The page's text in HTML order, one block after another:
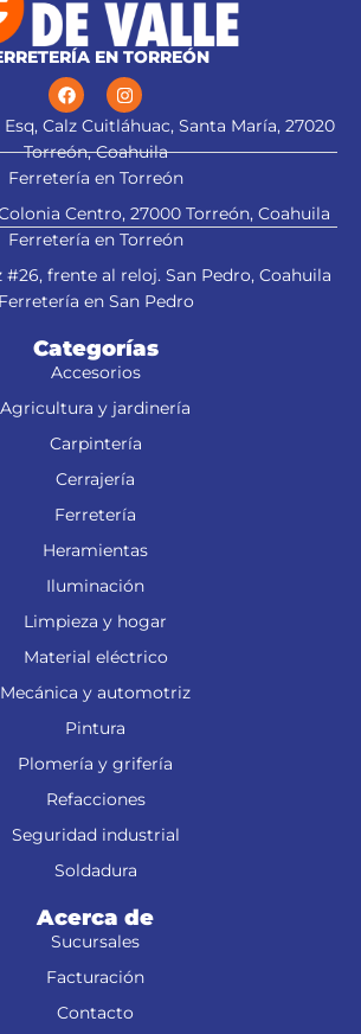
EN TORREÓN
Esq, Calz Cuitláhuac, Santa María, 27020
Torreón, Coahuila
Ferretería en Torreón
Centro, 27000 Torreón, Coahuila
Ferretería en Torreón
#26, frente al reloj. San Pedro, Coahuila
Ferretería en San Pedro
Categorías
Accesorios
Agricultura y jardinería
Carpintería
Cerrajería
Ferretería
Heramientas
Iluminación
Limpieza y hogar
Material eléctrico
Mecánica y automotriz
Pintura
Plomería y grifería
Refacciones
Seguridad industrial
Soldadura
Acerca de
Sucursales
Facturación
Contacto